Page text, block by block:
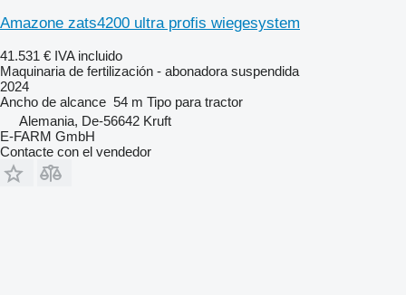
Amazone zats4200 ultra profis wiegesystem
41.531 € IVA incluido
Maquinaria de fertilización - abonadora suspendida
2024
Ancho de alcance 54 m Tipo para tractor
Alemania, De-56642 Kruft
E-FARM GmbH
Contacte con el vendedor